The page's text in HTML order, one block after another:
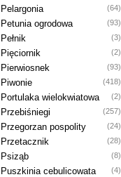
Pelargonia (64)
Petunia ogrodowa (93)
Pełnik (3)
Pięciornik (2)
Pierwiosnek (93)
Piwonie (418)
Portulaka wielokwiatowa (2)
Przebiśniegi (257)
Przegorzan pospolity (24)
Przetacznik (28)
Psiząb (8)
Puszkinia cebulicowata (4)